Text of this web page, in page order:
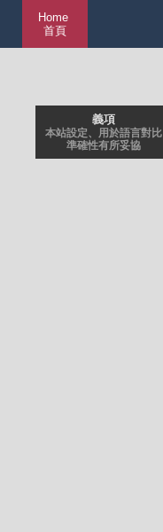
Home
首頁
義項
本站設定、用於語言對比
準確性有所妥協